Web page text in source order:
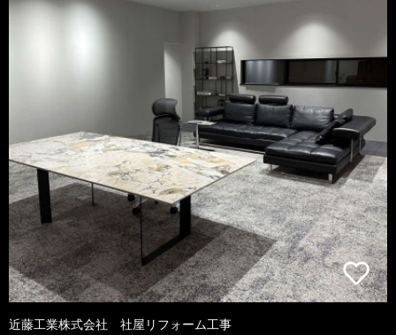
近藤工業株式会社 社屋リフォーム工事